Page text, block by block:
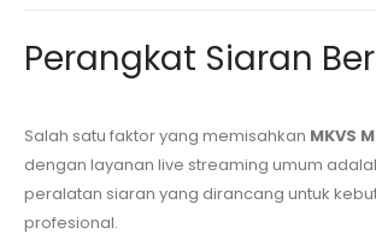
Perangkat Siaran
Salah satu faktor yang memisahkan MKVS
dengan layanan live streaming umum
peralatan siaran yang dirancang untuk
profesional.